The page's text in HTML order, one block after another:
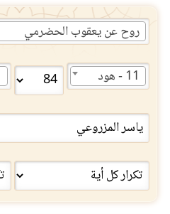
روح عن يعقوب الحضرمي
11 - هود